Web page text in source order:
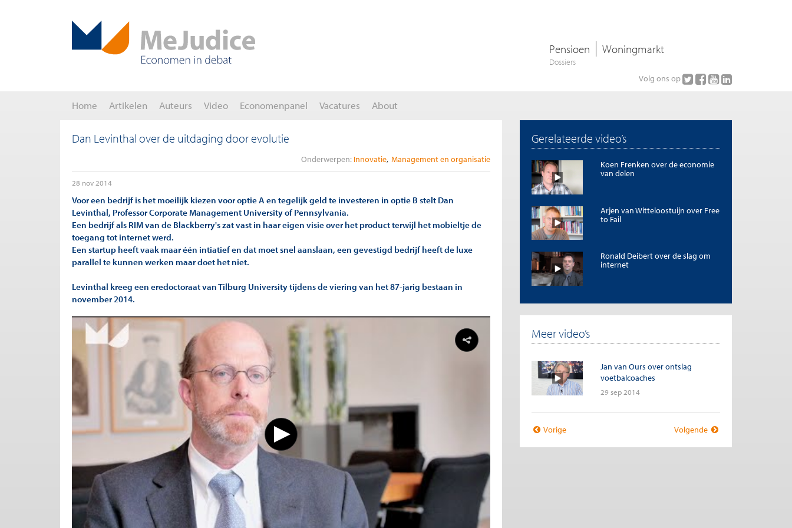
Pensioen Woningmarkt
Dossiers
Volg ons op
Home Artikelen Auteurs Video Economenpanel Vacatures About
Dan Levinthal over de uitdaging door evolutie
Onderwerpen: Innovatie Management en organisatie
28 nov 2014
Voor een bedrijf is het moeilijk kiezen voor optie A en tegelijk geld te investeren in optie B stelt Dan
Levinthal, Professor Corporate Management University of Pennsylvania.
Een bedrijf als RIM van de Blackberry's zat vast in haar eigen visie over het product terwijl het mobieltje de
toegang tot internet werd.
Een startup heeft vaak maar één intiatief en dat moet snel aanslaan, een gevestigd bedrijf heeft de luxe
parallel te kunnen werken maar doet het niet.
Levinthal kreeg een eredoctoraat van Tilburg University tijdens de viering van het 87-jarig bestaan in
november 2014.
Gerelateerde video’s
Koen Frenken over de economie
van delen
Arjen van Witteloostuijn over Free
to Fail
Ronald Deibert over de slag om
internet
Meer video’s
Jan van Ours over ontslag
voetbalcoaches
29 sep 2014
Vorige Volgende